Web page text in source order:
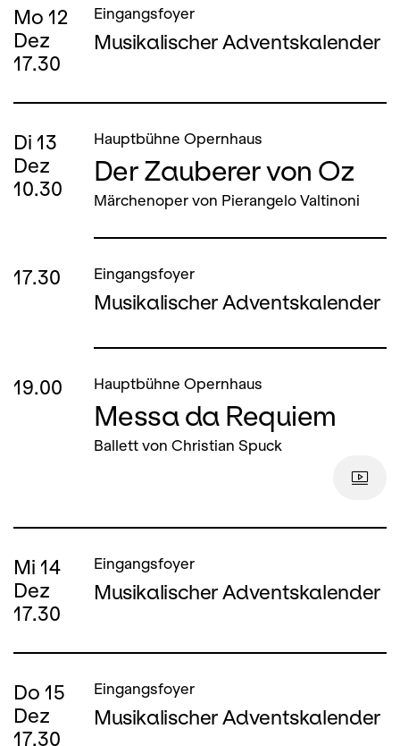
Mo 12
Dez
17.30
Eingangsfoyer
Musikalischer Adventskalender
Di 13
Dez
10.30
Hauptbühne Opernhaus
Der Zauberer von Oz
Märchenoper von Pierangelo Valtinoni
17.30 Eingangsfoyer
Musikalischer Adventskalender
19.00 Hauptbühne Opernhaus
Messa da Requiem
Ballett von Christian Spuck
Mi 14
Dez
17.30
Eingangsfoyer
Musikalischer Adventskalender
Do 15
Dez
17.30
Eingangsfoyer
Musikalischer Adventskalender